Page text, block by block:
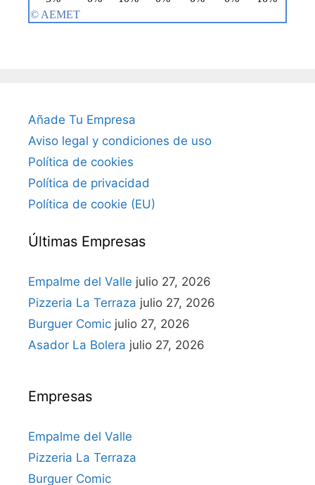
Añade Tu Empresa
Aviso legal y condiciones de uso
Política de cookies
Política de privacidad
Política de cookie (EU)
Últimas Empresas
Empalme del Valle julio 27, 2026
Pizzeria La Terraza julio 27, 2026
Burguer Comic julio 27, 2026
Asador La Bolera julio 27, 2026
Empresas
Empalme del Valle
Pizzeria La Terraza
Burguer Comic